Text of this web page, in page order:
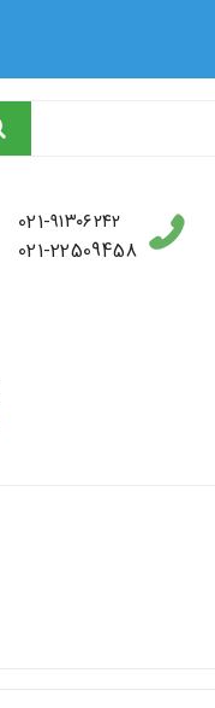
021-۹۱۳۰۶۲۴۲
021-22509458